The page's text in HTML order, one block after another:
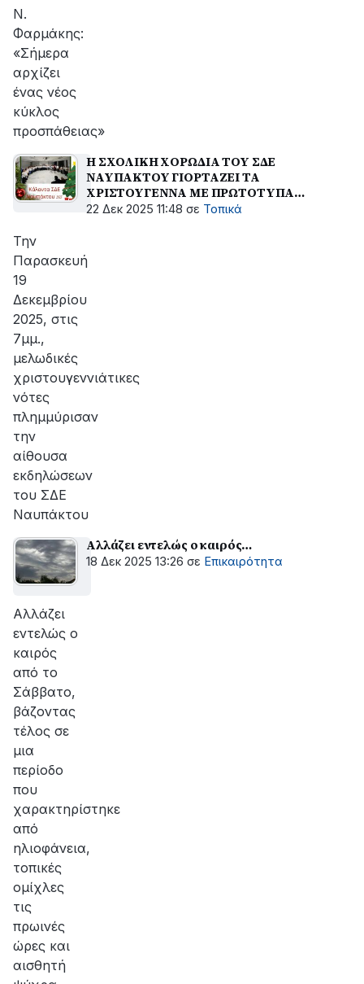
Ν.
Φαρμάκης:
«Σήμερα
αρχίζει
ένας νέος
κύκλος
προσπάθειας»
Η ΣΧΟΛΙΚΗ ΧΟΡΩΔΙΑ ΤΟΥ ΣΔΕ
ΝΑΥΠΑΚΤΟΥ ΓΙΟΡΤΑΖΕΙ ΤΑ
ΧΡΙΣΤΟΥΓΕΝΝΑ ΜΕ ΠΡΩΤΟΤΥΠΑ
ΚΑΛΑΝΤΑ
22 Δεκ 2025 11:48 σε Τοπικά
Την
Παρασκευή
19
Δεκεμβρίου
2025, στις
7μμ.,
μελωδικές
χριστουγεννιάτικες
νότες
πλημμύρισαν
την
αίθουσα
εκδηλώσεων
του ΣΔΕ
Ναυπάκτου
Αλλάζει εντελώς ο καιρός…
18 Δεκ 2025 13:26 σε Επικαιρότητα
Αλλάζει
εντελώς ο
καιρός
από το
Σάββατο,
βάζοντας
τέλος σε
μια
περίοδο
που
χαρακτηρίστηκε
από
ηλιοφάνεια,
τοπικές
ομίχλες
τις
πρωινές
ώρες και
αισθητή